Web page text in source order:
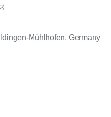
Mühlhofen, Germany